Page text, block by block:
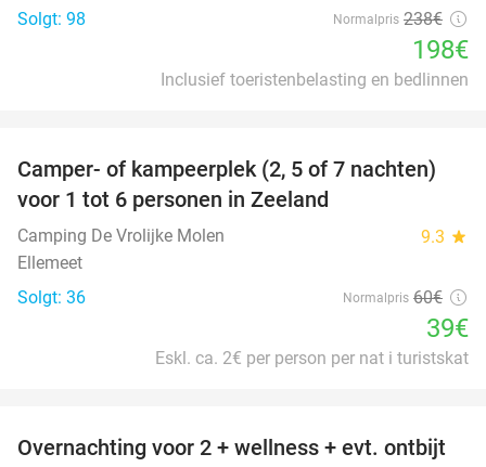
Solgt: 98
Normalpris 238€
198€
Inclusief toeristenbelasting en bedlinnen
35%
Camper- of kampeerplek (2, 5 of 7 nachten)
voor 1 tot 6 personen in Zeeland
Camping De Vrolijke Molen 9.3 star
Ellemeet
Solgt: 36
Normalpris 60€
39€
Eskl. ca. 2€ per person per nat i turistskat
55%
Overnachting voor 2 + wellness + evt. ontbijt